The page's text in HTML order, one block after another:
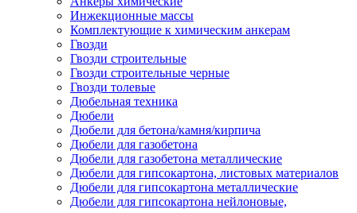
Инжекционные массы
Комплектующие к химическим анкерам
Гвозди
Гвозди строительные
Гвозди строительные черные
Гвозди толевые
Дюбельная техника
Дюбели
Дюбели для бетона/камня/кирпича
Дюбели для газобетона
Дюбели для газобетона металлические
Дюбели для гипсокартона, листовых материалов
Дюбели для гипсокартона металлические
Дюбели для гипсокартона нейлоновые,